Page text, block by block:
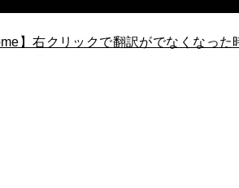
】右クリックで翻訳がでなくなった